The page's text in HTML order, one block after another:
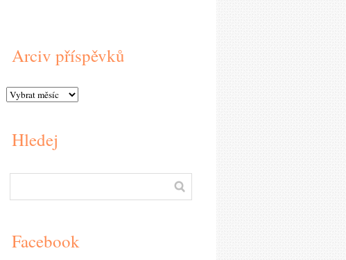
Arciv příspěvků
Hledej
Facebook